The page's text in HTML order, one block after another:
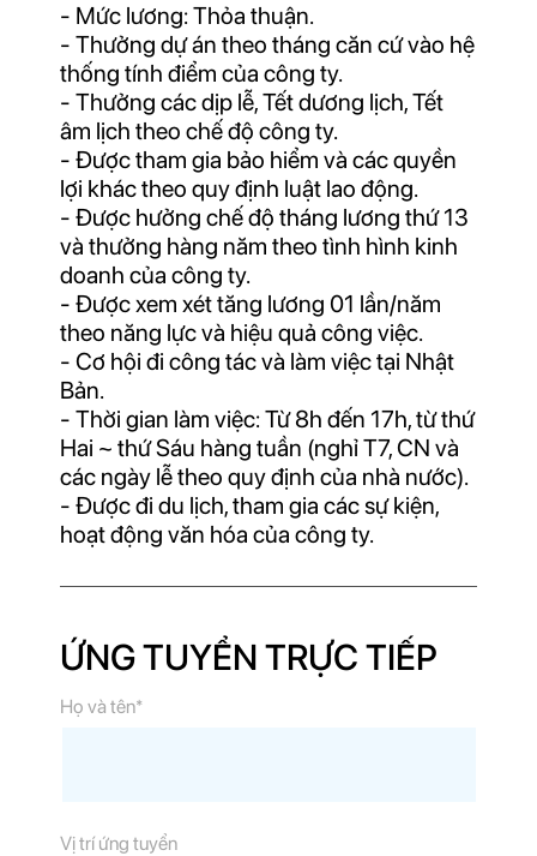
- Mức lương: Thỏa thuận.
- Thưởng dự án theo tháng căn cứ vào hệ
thống tính điểm của công ty.
- Thưởng các dịp lễ, Tết dương lịch, Tết
âm lịch theo chế độ công ty.
- Được tham gia bảo hiểm và các quyền
lợi khác theo quy định luật lao động.
- Được hưởng chế độ tháng lương thứ 13
và thưởng hàng năm theo tình hình kinh
doanh của công ty.
- Được xem xét tăng lương 01 lần/năm
theo năng lực và hiệu quả công việc.
- Cơ hội đi công tác và làm việc tại Nhật
Bản.
- Thời gian làm việc: Từ 8h đến 17h, từ thứ
Hai ~ thứ Sáu hàng tuần (nghỉ T7, CN và
các ngày lễ theo quy định của nhà nước).
- Được đi du lịch, tham gia các sự kiện,
hoạt động văn hóa của công ty.
ỨNG TUYỂN TRỰC TIẾP
Họ và tên*
Vị trí ứng tuyển